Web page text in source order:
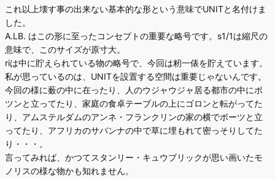
これ以上壊す事の出来ない基本的な形という意味でUNITと名付けま
した。
A.LB. はこの形に至ったコンセプトの重要な略号です。s1/1は縮尺の
意味で、このサイズが原寸大。
riは中に貯えられている物の略号で、今回は籾一俵を貯えています。
私が思っているのは、UNITを設置する空間は重要じゃないんです。
今回の様に薮の中に在ったり、人のウジャウジャ居る都市の中にポ
ツンと立ってたり、家庭の食卓テーブルの上にゴロンと転がってた
り、アムステルダムのアンネ・フランクリンの家の横でボーツと立
ってたり、アフリカのサバンナの中で草に埋もれて密っそりしてた
り・・・。
言ってみれば、かつてスタンリー・キュウブリックが思い画いたモ
ノリスの様な物かも知れません。